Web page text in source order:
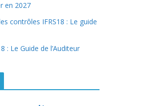
en 2027
contrôles IFRS18 : Le guide
: Le Guide de l’Auditeur